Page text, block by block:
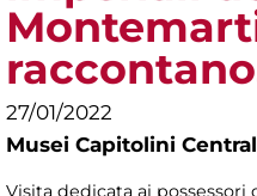
27/01/2022
Musei Capitolini
Visita dedicata ai possessori